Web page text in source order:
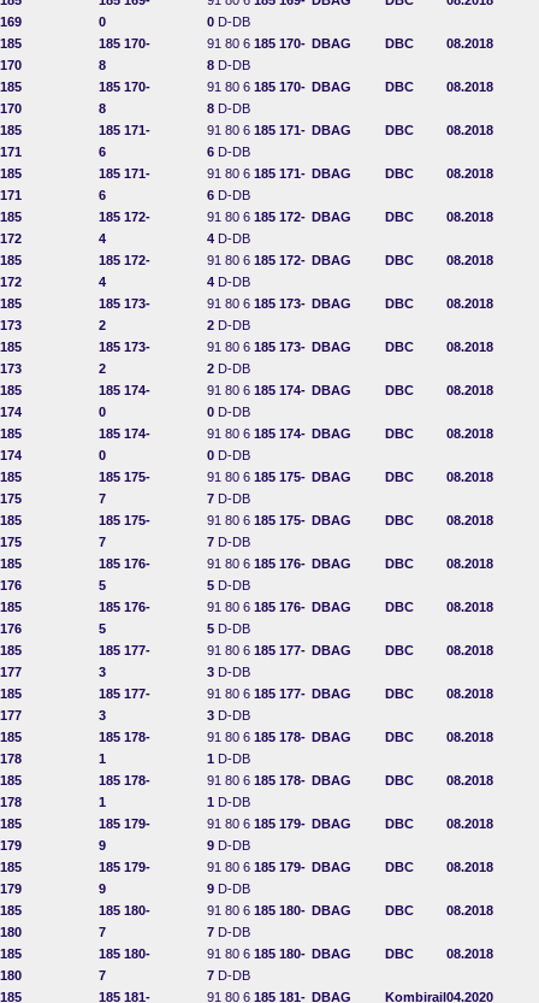
169
0
0 D-DB
185
170
185 170-
8
91 80 6 185 170-
8 D-DB
DBAG DBC 08.2018
185
170
185 170-
8
91 80 6 185 170-
8 D-DB
DBAG DBC 08.2018
185
171
185 171-
6
91 80 6 185 171-
6 D-DB
DBAG DBC 08.2018
185
171
185 171-
6
91 80 6 185 171-
6 D-DB
DBAG DBC 08.2018
185
172
185 172-
4
91 80 6 185 172-
4 D-DB
DBAG DBC 08.2018
185
172
185 172-
4
91 80 6 185 172-
4 D-DB
DBAG DBC 08.2018
185
173
185 173-
2
91 80 6 185 173-
2 D-DB
DBAG DBC 08.2018
185
173
185 173-
2
91 80 6 185 173-
2 D-DB
DBAG DBC 08.2018
185
174
185 174-
0
91 80 6 185 174-
0 D-DB
DBAG DBC 08.2018
185
174
185 174-
0
91 80 6 185 174-
0 D-DB
DBAG DBC 08.2018
185
175
185 175-
7
91 80 6 185 175-
7 D-DB
DBAG DBC 08.2018
185
175
185 175-
7
91 80 6 185 175-
7 D-DB
DBAG DBC 08.2018
185
176
185 176-
5
91 80 6 185 176-
5 D-DB
DBAG DBC 08.2018
185
176
185 176-
5
91 80 6 185 176-
5 D-DB
DBAG DBC 08.2018
185
177
185 177-
3
91 80 6 185 177-
3 D-DB
DBAG DBC 08.2018
185
177
185 177-
3
91 80 6 185 177-
3 D-DB
DBAG DBC 08.2018
185
178
185 178-
1
91 80 6 185 178-
1 D-DB
DBAG DBC 08.2018
185
178
185 178-
1
91 80 6 185 178-
1 D-DB
DBAG DBC 08.2018
185
179
185 179-
9
91 80 6 185 179-
9 D-DB
DBAG DBC 08.2018
185
179
185 179-
9
91 80 6 185 179-
9 D-DB
DBAG DBC 08.2018
185
180
185 180-
7
91 80 6 185 180-
7 D-DB
DBAG DBC 08.2018
185
180
185 180-
7
91 80 6 185 180-
7 D-DB
DBAG DBC 08.2018
185
185 181-
91 80 6 185 181- DBAG Kombirail04.2020